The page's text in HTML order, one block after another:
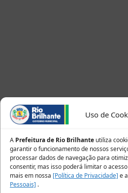
Uso de
A Prefeitura de Rio Brilhante utiliza
garantir o funcionamento de nossos
processar dados de navegação para
consentir, mas isso poderá limitar o
mais em nossa [Política de Privacidade] e
Pessoais] .